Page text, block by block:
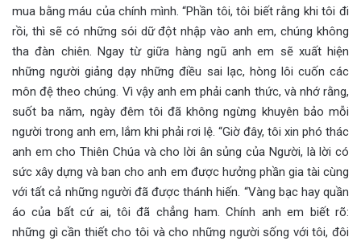
mua bằng máu của chính mình. “Phần tôi, tôi biết rằng khi tôi đi
rồi, thì sẽ có những sói dữ đột nhập vào anh em, chúng không
tha đàn chiên. Ngay từ giữa hàng ngũ anh em sẽ xuất hiện
những người giảng dạy những điều sai lạc, hòng lôi cuốn các
môn đệ theo chúng. Vì vậy anh em phải canh thức, và nhớ rằng,
suốt ba năm, ngày đêm tôi đã không ngừng khuyên bảo mỗi
người trong anh em, lắm khi phải rơi lệ. “Giờ đây, tôi xin phó thác
anh em cho Thiên Chúa và cho lời ân sủng của Người, là lời có
sức xây dựng và ban cho anh em được hưởng phần gia tài cùng
với tất cả những người đã được thánh hiến. “Vàng bạc hay quần
áo của bất cứ ai, tôi đã chẳng ham. Chính anh em biết rõ:
những gì cần thiết cho tôi và cho những người sống với tôi, đôi